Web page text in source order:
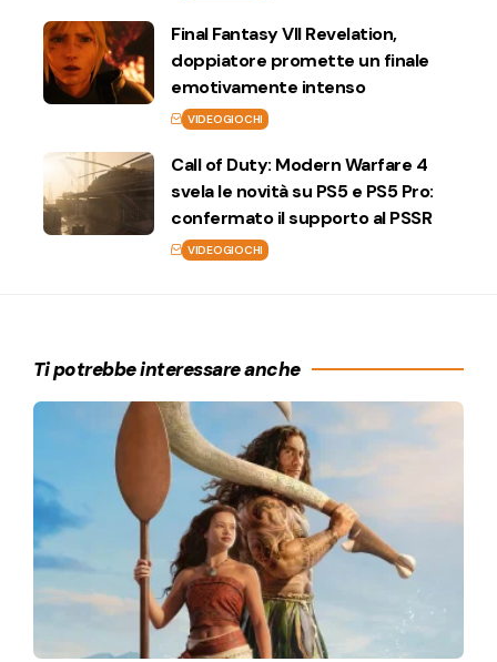
Final Fantasy VII Revelation,
doppiatore promette un finale
emotivamente intenso
VIDEOGIOCHI
Call of Duty: Modern Warfare 4
svela le novità su PS5 e PS5 Pro:
confermato il supporto al PSSR
VIDEOGIOCHI
Ti potrebbe interessare anche